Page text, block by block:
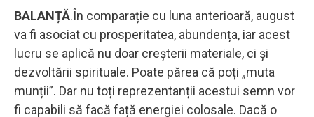
BALANȚĂ.În comparație cu luna anterioară, august
va fi asociat cu prosperitatea, abundența, iar acest
lucru se aplică nu doar creșterii materiale, ci și
dezvoltării spirituale. Poate părea că poți „muta
munții”. Dar nu toți reprezentanții acestui semn vor
fi capabili să facă față energiei colosale. Dacă o